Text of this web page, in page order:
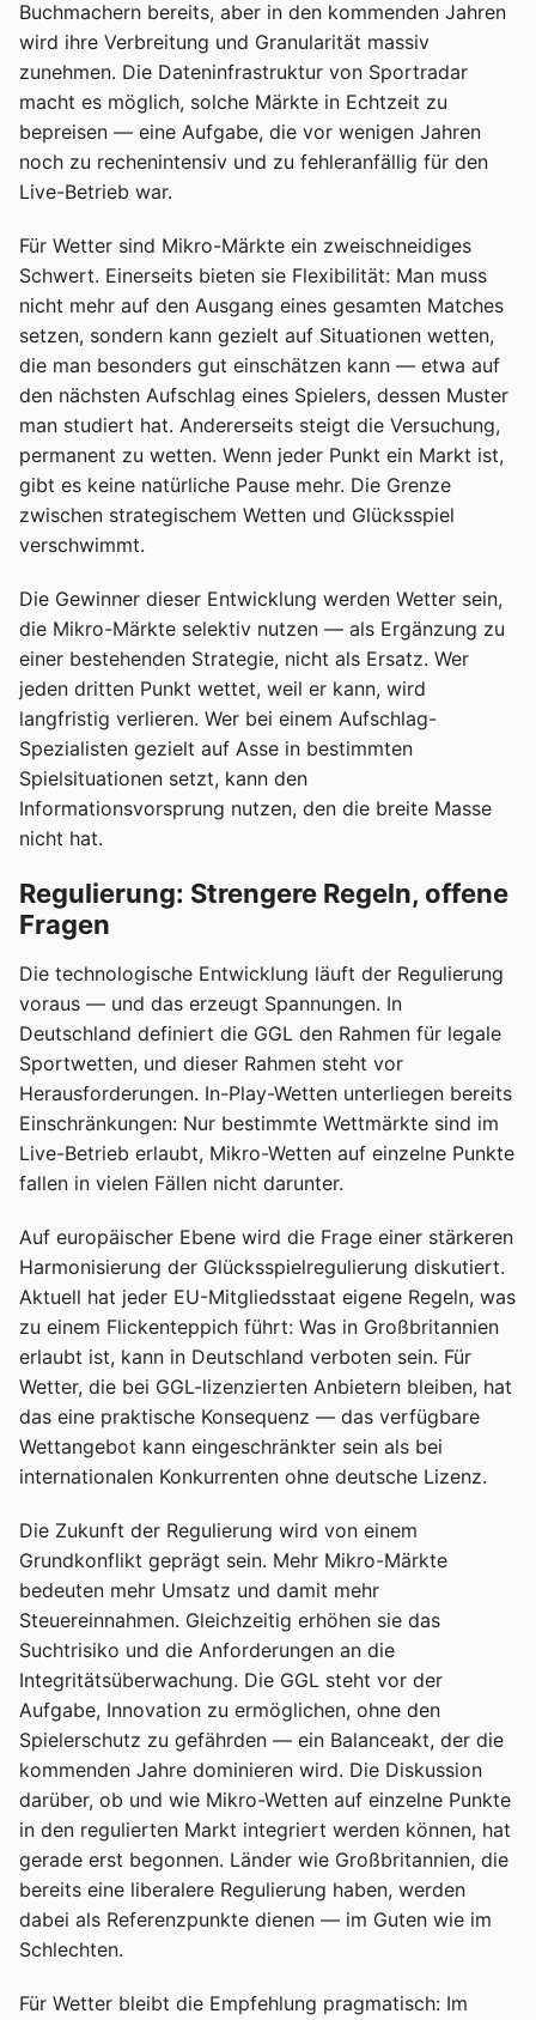
Buchmachern bereits, aber in den kommenden Jahren
wird ihre Verbreitung und Granularität massiv
zunehmen. Die Dateninfrastruktur von Sportradar
macht es möglich, solche Märkte in Echtzeit zu
bepreisen — eine Aufgabe, die vor wenigen Jahren
noch zu rechenintensiv und zu fehleranfällig für den
Live-Betrieb war.
Für Wetter sind Mikro-Märkte ein zweischneidiges
Schwert. Einerseits bieten sie Flexibilität: Man muss
nicht mehr auf den Ausgang eines gesamten Matches
setzen, sondern kann gezielt auf Situationen wetten,
die man besonders gut einschätzen kann — etwa auf
den nächsten Aufschlag eines Spielers, dessen Muster
man studiert hat. Andererseits steigt die Versuchung,
permanent zu wetten. Wenn jeder Punkt ein Markt ist,
gibt es keine natürliche Pause mehr. Die Grenze
zwischen strategischem Wetten und Glücksspiel
verschwimmt.
Die Gewinner dieser Entwicklung werden Wetter sein,
die Mikro-Märkte selektiv nutzen — als Ergänzung zu
einer bestehenden Strategie, nicht als Ersatz. Wer
jeden dritten Punkt wettet, weil er kann, wird
langfristig verlieren. Wer bei einem Aufschlag-
Spezialisten gezielt auf Asse in bestimmten
Spielsituationen setzt, kann den
Informationsvorsprung nutzen, den die breite Masse
nicht hat.
Regulierung: Strengere Regeln, offene
Fragen
Die technologische Entwicklung läuft der Regulierung
voraus — und das erzeugt Spannungen. In
Deutschland definiert die GGL den Rahmen für legale
Sportwetten, und dieser Rahmen steht vor
Herausforderungen. In-Play-Wetten unterliegen bereits
Einschränkungen: Nur bestimmte Wettmärkte sind im
Live-Betrieb erlaubt, Mikro-Wetten auf einzelne Punkte
fallen in vielen Fällen nicht darunter.
Auf europäischer Ebene wird die Frage einer stärkeren
Harmonisierung der Glücksspielregulierung diskutiert.
Aktuell hat jeder EU-Mitgliedsstaat eigene Regeln, was
zu einem Flickenteppich führt: Was in Großbritannien
erlaubt ist, kann in Deutschland verboten sein. Für
Wetter, die bei GGL-lizenzierten Anbietern bleiben, hat
das eine praktische Konsequenz — das verfügbare
Wettangebot kann eingeschränkter sein als bei
internationalen Konkurrenten ohne deutsche Lizenz.
Die Zukunft der Regulierung wird von einem
Grundkonflikt geprägt sein. Mehr Mikro-Märkte
bedeuten mehr Umsatz und damit mehr
Steuereinnahmen. Gleichzeitig erhöhen sie das
Suchtrisiko und die Anforderungen an die
Integritätsüberwachung. Die GGL steht vor der
Aufgabe, Innovation zu ermöglichen, ohne den
Spielerschutz zu gefährden — ein Balanceakt, der die
kommenden Jahre dominieren wird. Die Diskussion
darüber, ob und wie Mikro-Wetten auf einzelne Punkte
in den regulierten Markt integriert werden können, hat
gerade erst begonnen. Länder wie Großbritannien, die
bereits eine liberalere Regulierung haben, werden
dabei als Referenzpunkte dienen — im Guten wie im
Schlechten.
Für Wetter bleibt die Empfehlung pragmatisch: Im